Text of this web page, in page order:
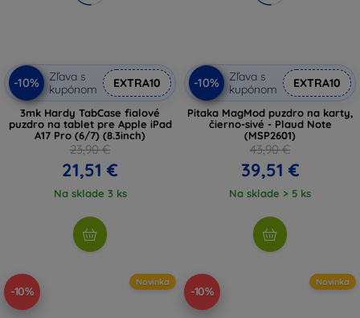
-10%
Zľava s
kupónom
EXTRA10
3mk Hardy TabCase fialové
puzdro na tablet pre Apple iPad
A17 Pro (6/7) (8.3inch)
23,90 €
21,51 €
Na sklade 3 ks
-10%
Zľava s
kupónom
EXTRA10
Pitaka MagMod puzdro na karty,
čierno-sivé - Plaud Note
(MSP2601)
43,90 €
39,51 €
Na sklade > 5 ks
-10%
Novinka
-10%
Novinka